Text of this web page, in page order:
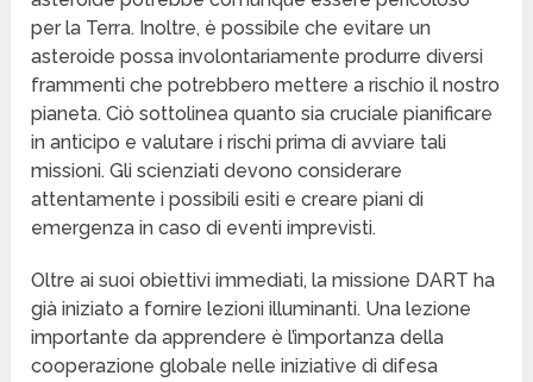
per la Terra. Inoltre, è possibile che evitare un
asteroide possa involontariamente produrre diversi
frammenti che potrebbero mettere a rischio il nostro
pianeta. Ciò sottolinea quanto sia cruciale pianificare
in anticipo e valutare i rischi prima di avviare tali
missioni. Gli scienziati devono considerare
attentamente i possibili esiti e creare piani di
emergenza in caso di eventi imprevisti.
Oltre ai suoi obiettivi immediati, la missione DART ha
già iniziato a fornire lezioni illuminanti. Una lezione
importante da apprendere è l’importanza della
cooperazione globale nelle iniziative di difesa